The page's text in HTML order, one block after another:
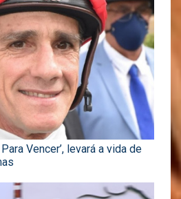
Vencer’, levará a vida de